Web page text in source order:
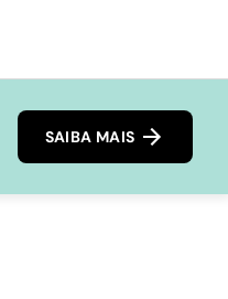
SAIBA MAIS